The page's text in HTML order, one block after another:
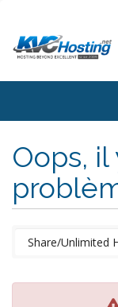
Oops, il